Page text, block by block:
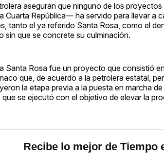
aseguran que ninguno de los
República— ha servido para llevar a
tanto el ya referido Santa Rosa, como el
sin que se concrete su culminación.
Santa Rosa fue un proyecto que consistió
que, de acuerdo a la petrolera estatal,
la etapa previa a la puesta en marcha
se ejecutó con el objetivo de elevar la
Recibe lo mejor de Tiempo